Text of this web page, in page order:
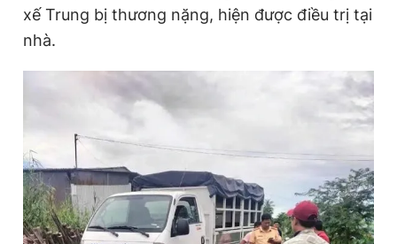
xế Trung bị thương nặng, hiện được điều trị tại
nhà.